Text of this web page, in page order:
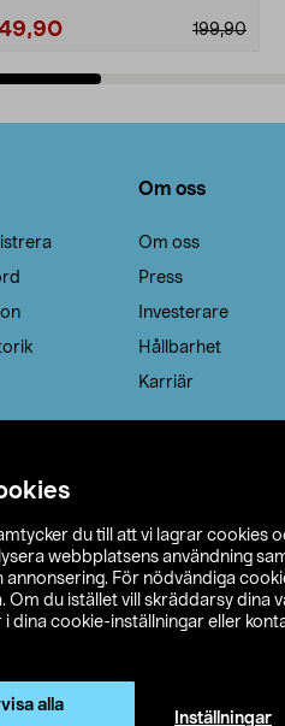
du till att vi lagrar cookies
webbplatsens användning
För nödvändiga
du istället vill skräddarsy dina
dina cookie-inställningar eller
alla
Inställningar
199,90
Om oss
Om oss
Press
Investerare
Hållbarhet
Karriär